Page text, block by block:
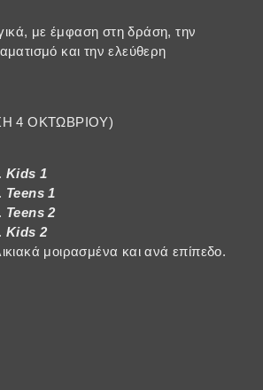
με έμφαση στη δράση, την
και την ελεύθερη
4 ΟΚΤΩΒΡΙΟΥ)
Kids 1
Teens 1
Teens 2
Kids 2
μοιρασμένα και ανά επίπεδο.